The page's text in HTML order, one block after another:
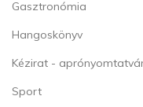
Gasztronómia
Hangoskönyv
Kézirat -
Sport